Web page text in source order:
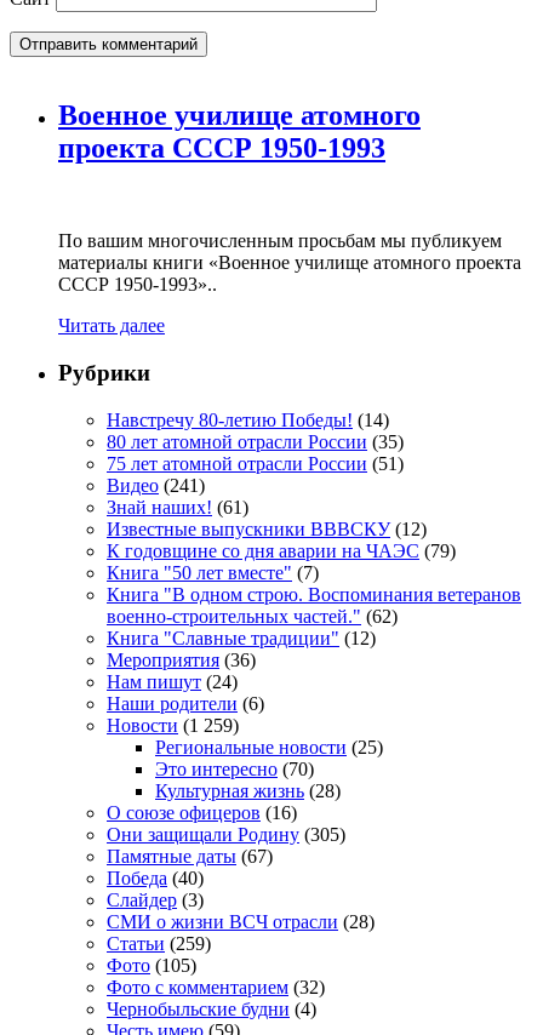
Военное училище атомного
проекта СССР 1950-1993
По вашим многочисленным просьбам мы публикуем
материалы книги «Военное училище атомного проекта
СССР 1950-1993»..
Читать далее
Рубрики
Навстречу 80-летию Победы! (14)
80 лет атомной отрасли России (35)
75 лет атомной отрасли России (51)
Видео (241)
Знай наших! (61)
Известные выпускники ВВВСКУ(12)
К годовщине со дня аварии на ЧАЭС (79)
Книга "50 лет вместе" (7)
Книга "В одном строю. Воспоминания ветеранов
военно-строительных частей." (62)
Книга "Славные традиции" (12)
Мероприятия (36)
Нам пишут (24)
Наши родители (6)
Новости (1 259)
Региональные новости (25)
Это интересно (70)
Культурная жизнь (28)
О союзе офицеров (16)
Они защищали Родину (305)
Памятные даты (67)
Победа (40)
Слайдер (3)
СМИ о жизни ВСЧ отрасли (28)
Статьи (259)
Фото (105)
Фото с комментарием (32)
Чернобыльские будни (4)
Честь имею (59)